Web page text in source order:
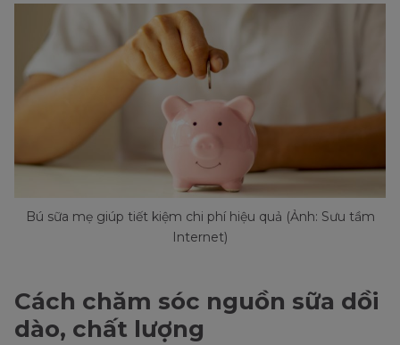
Bú sữa mẹ giúp tiết kiệm chi phí hiệu quả (Ảnh: Sưu tầm
Internet)
Cách chăm sóc nguồn sữa dồi
dào, chất lượng